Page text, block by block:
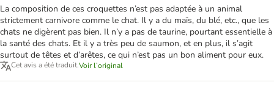
La composition de ces croquettes n’est pas adaptée à un animal
strictement carnivore comme le chat. Il y a du maïs, du blé, etc., que les
chats ne digèrent pas bien. Il n’y a pas de taurine, pourtant essentielle à
la santé des chats. Et il y a très peu de saumon, et en plus, il s’agit
surtout de têtes et d’arêtes, ce qui n’est pas un bon aliment pour eux.
Cet avis a été traduit.Voir l’original